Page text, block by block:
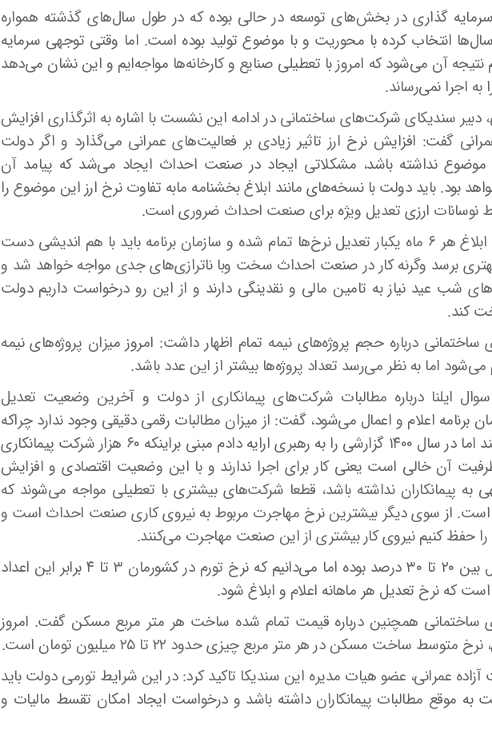
سرمایه گذاری در بخش‌های توسعه در حالی بوده که در طول سال‌های گذشته همواره
انتخاب کرده با محوریت و با موضوع تولید بوده است. اما وقتی توجهی سرمایه
نتیجه آن می‌شود که امروز با تعطیلی صنایع و کارخانه‌ها مواجه‌ایم و این نشان می‌دهد
اجرا نمی‌رساند.
دبیر سندیکای شرکت‌های ساختمانی در ادامه این نشست با اشاره به اثرگذاری افزایش
گفت: افزایش نرخ ارز تاثیر زیادی بر‌ فعالیت‌های عمرانی می‌گذارد و اگر دولت
موضوع نداشته باشد، مشکلاتی ایجاد در صنعت احداث ایجاد می‌شد که پیامد آن
بود. باید دولت با نسخه‌های مانند ابلاغ بخشنامه مابه تفاوت نرخ ارز این موضوع را
نوسانات ارزی تعدیل ویژه برای صنعت احداث ضروری است.
وی تاکید کرد: دیگر دوره ابلاغ‌ هر ۶ ماه یکبار تعدیل‌ نرخ‌ها تمام شده و سازمان برنامه باید با هم اندیشی دست
بهتری برسد وگرنه کار در صنعت احداث سخت و‌با ناترازی‌های جدی مواجه خواهد شد و
شب عید نیاز به تامین مالی و نقدینگی دارند و از این رو درخواست داریم دولت
کند.
درباره حجم پروژه‌های نیمه تمام اظهار داشت: امروز میزان پروژه‌های نیمه
ایلنا درباره مطالبات شرکت‌های پیمانکاری از دولت و آخرین وضعیت تعدیل
برنامه اعلام و اعمال می‌شود، گفت: از میزان مطالبات رقمی دقیقی وجود ندارد چراکه
این مطالبات جاری هستند اما در سال ۱۴۰۰ گزارشی را به رهبری ارایه دادم مبنی براینکه ۶۰ هزار شرکت پیمانکاری
آن خالی است یعنی کار برای اجرا ندارند و با این وضعیت اقتصادی و افزایش
به پیمانکاران نداشته باشد، قطعا شرکت‌های بیشتری با تعطیلی مواجه می‌شوند که
است. از سوی دیگر بیشترین نرخ مهاجرت مربوط به نیروی کاری صنعت احداث است و
را حفظ کنیم نیروی کار بیشتری از این صنعت مهاجرت می‌کنند.
وی ادامه داد: نرخ تعدیل بین ۲۰ تا ۳۰ درصد بوده اما می‌دانیم که نرخ تورم در کشورمان ۳ تا ۴ برابر این اعداد
که نرخ تعدیل هر ماهانه اعلام و ابلاغ شود.
ساختمانی همچنین درباره قیمت تمام شده ساخت هر متر مربع مسکن گفت. امروز
ساخت مسکن در هر متر مربع چیزی حدود ۲۲ تا ۲۵ میلیون تومان است.
عمرانی، عضو هیات مدیره این سندیکا تاکید کرد: در این شرایط تورمی دولت باید
به موقع مطالبات پیمانکاران داشته باشد و درخواست ایجاد امکان تقسط مالیات و